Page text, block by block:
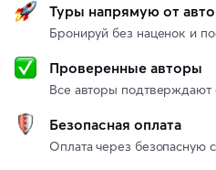
Туры напрямую от
Бронируй без наценок и
Проверенные авторы
Все авторы подтверждают
Безопасная оплата
Оплата через безопасную